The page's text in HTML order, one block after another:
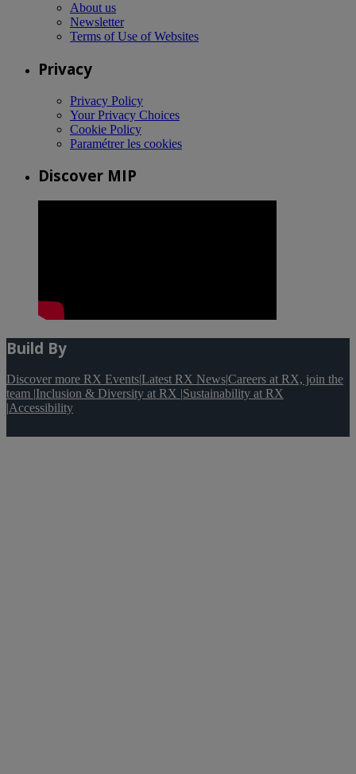
About us
Newsletter
Terms of Use of Websites
Privacy
Privacy Policy
Your Privacy Choices
Cookie Policy
Paramétrer les cookies
Discover MIP
Build By
Discover more RX Events|Latest RX News|Careers at RX, join the
team |Inclusion & Diversity at RX |Sustainability at RX
|Accessibility